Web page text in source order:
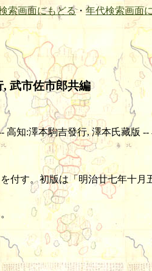
索画面にもどる・ 年代検索画面
武市佐市郎共編
高知:澤本駒吉發行, 澤本氏藏版 --
付す。初版は「明治廿七年十月